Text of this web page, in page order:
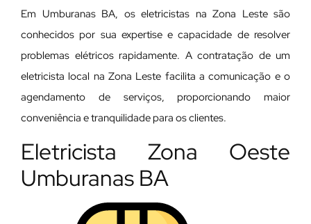
Em Umburanas BA, os eletricistas na Zona Leste são
conhecidos por sua expertise e capacidade de resolver
problemas elétricos rapidamente. A contratação de um
eletricista local na Zona Leste facilita a comunicação e o
agendamento de serviços, proporcionando maior
conveniência e tranquilidade para os clientes.
Eletricista Zona Oeste
Umburanas BA